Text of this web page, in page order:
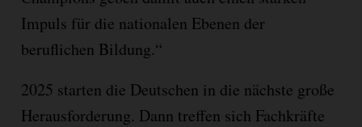
Impuls für die nationalen Ebenen der
beruflichen Bildung.“
2025 starten die Deutschen in die nächste große
Herausforderung. Dann treffen sich Fachkräfte